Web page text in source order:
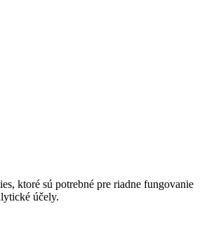
ktoré sú potrebné pre riadne fungovanie
účely.